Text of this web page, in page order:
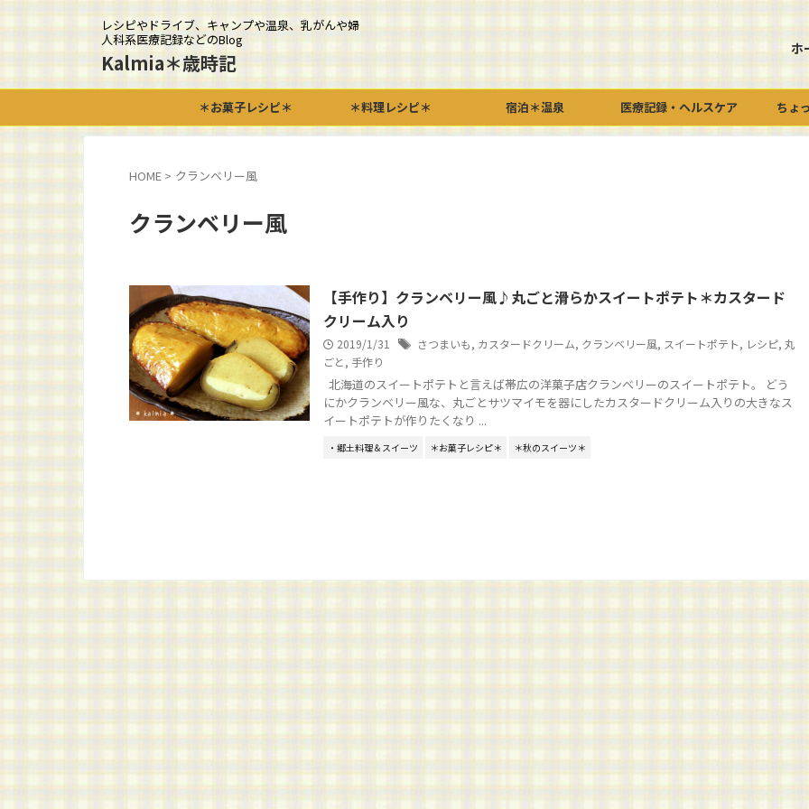
レシピやドライブ、キャンプや温泉、乳がんや婦
人科系医療記録などのBlog
Kalmia＊歳時記
ホ
＊お菓子レシピ＊ ＊料理レシピ＊ 宿泊＊温泉 医療記録・ヘルスケア ちょ
HOME > クランベリー風
クランベリー風
【手作り】クランベリー風♪丸ごと滑らかスイートポテト＊カスタード
クリーム入り
2019/1/31 さつまいも, カスタードクリーム, クランベリー風, スイートポテト, レシピ, 丸
ごと, 手作り
北海道のスイートポテトと言えば帯広の洋菓子店クランベリーのスイートポテト。 どう
にかクランベリー風な、丸ごとサツマイモを器にしたカスタードクリーム入りの大きなス
イートポテトが作りたくなり ...
・郷土料理＆スイーツ ＊お菓子レシピ＊ ＊秋のスイーツ＊